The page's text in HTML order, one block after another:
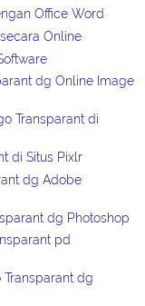
Office Word
Online
dg Online Image
Transparant di
di Situs Pixlr
dg Adobe
dg Photoshop
pd
dg